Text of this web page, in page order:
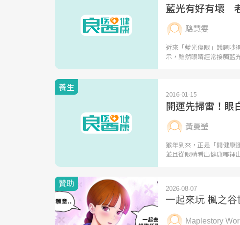
藍光有好有壞
駱慧雯
近來「藍光傷眼」議題吵
示，雖然眼睛經常接觸藍
養生
2016-01-15
開運先掃雷！眼
黃曼瑩
猴年到來，正是「開健康
並且從眼睛看出健康哪裡